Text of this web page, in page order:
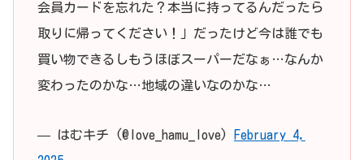
会員カードを忘れた？本当に持ってるんだったら
取りに帰ってください！」だったけど今は誰でも
買い物できるしもうほぼスーパーだなぁ…なんか
変わったのかな…地域の違いなのかな…
— はむキチ (@love_hamu_love)
February 4,